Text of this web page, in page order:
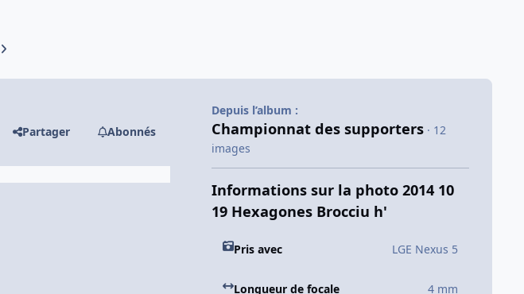
carousel slide
carousel slide
Partager Abonnés
Depuis l’album :
Championnat des supporters · 12
images
Informations sur la photo 2014 10
19 Hexagones Brocciu h'
Pris avec LGE Nexus 5
Longueur de focale 4 mm